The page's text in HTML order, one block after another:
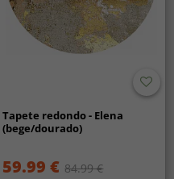
Tapete redondo - Elena
(bege/dourado)
59.99 € 84.99 €